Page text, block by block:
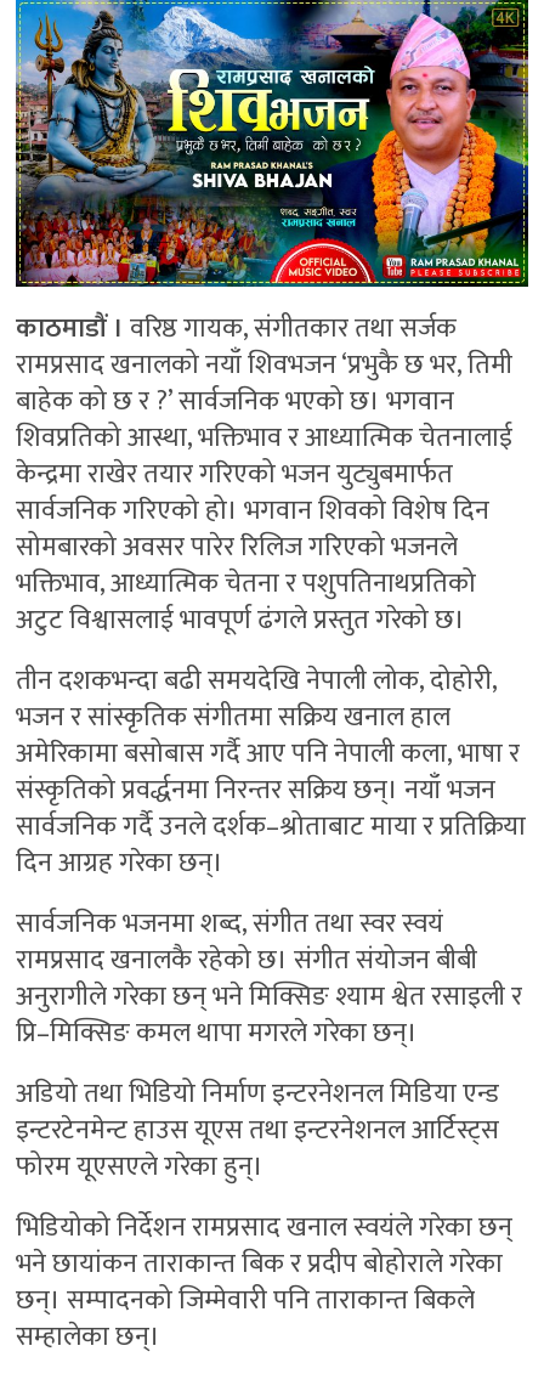
काठमाडौं ।वरिष्ठ गायक, संगीतकार तथा सर्जक
रामप्रसाद खनालको नयाँ शिवभजन ‘प्रभुकै छ भर, तिमी
बाहेक को छ र ?’ सार्वजनिक भएको छ। भगवान
शिवप्रतिको आस्था, भक्तिभाव र आध्यात्मिक चेतनालाई
केन्द्रमा राखेर तयार गरिएको भजन युट्युबमार्फत
सार्वजनिक गरिएको हो। भगवान शिवको विशेष दिन
सोमबारको अवसर पारेर रिलिज गरिएको भजनले
भक्तिभाव, आध्यात्मिक चेतना र पशुपतिनाथप्रतिको
अटुट विश्वासलाई भावपूर्ण ढंगले प्रस्तुत गरेको छ।
तीन दशकभन्दा बढी समयदेखि नेपाली लोक, दोहोरी,
भजन र सांस्कृतिक संगीतमा सक्रिय खनाल हाल
अमेरिकामा बसोबास गर्दै आए पनि नेपाली कला, भाषा र
संस्कृतिको प्रवर्द्धनमा निरन्तर सक्रिय छन्। नयाँ भजन
सार्वजनिक गर्दै उनले दर्शक–श्रोताबाट माया र प्रतिक्रिया
दिन आग्रह गरेका छन्।
सार्वजनिक भजनमा शब्द, संगीत तथा स्वर स्वयं
रामप्रसाद खनालकै रहेको छ। संगीत संयोजन बीबी
अनुरागीले गरेका छन् भने मिक्सिङ श्याम श्वेत रसाइली र
प्रि–मिक्सिङ कमल थापा मगरले गरेका छन्।
अडियो तथा भिडियो निर्माण इन्टरनेशनल मिडिया एन्ड
इन्टरटेनमेन्ट हाउस यूएस तथा इन्टरनेशनल आर्टिस्ट्स
फोरम यूएसएले गरेका हुन्।
भिडियोको निर्देशन रामप्रसाद खनाल स्वयंले गरेका छन्
भने छायांकन ताराकान्त बिक र प्रदीप बोहोराले गरेका
छन्। सम्पादनको जिम्मेवारी पनि ताराकान्त बिकले
सम्हालेका छन्।